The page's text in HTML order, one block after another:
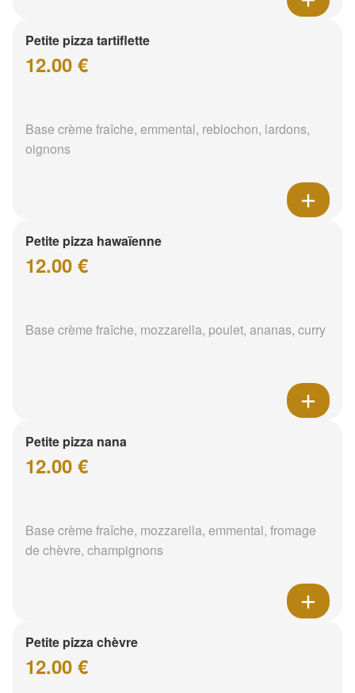
Petite pizza tartiflette
12.00 €
Base crème fraîche, emmental, reblochon, lardons,
oignons
Petite pizza hawaïenne
12.00 €
Base crème fraîche, mozzarella, poulet, ananas, curry
Petite pizza nana
12.00 €
Base crème fraîche, mozzarella, emmental, fromage
de chèvre, champignons
Petite pizza chèvre
12.00 €